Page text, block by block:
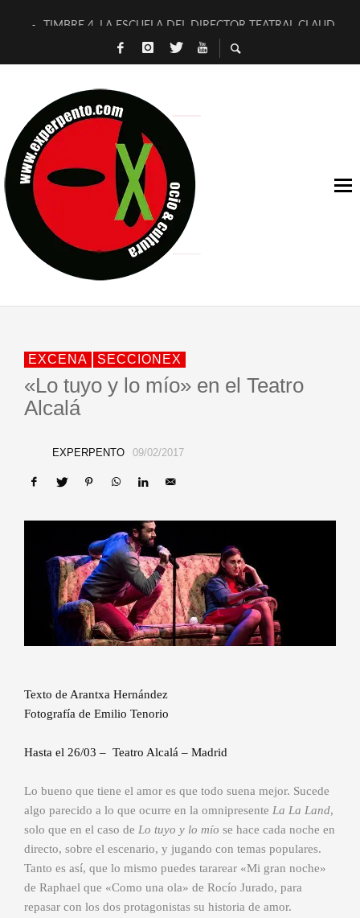
TIMBRE 4, LA ESCUELA DEL DIRECTOR TEATRAL CLAUDIO
30 AÑOS (NO ES NADA) DE LA KATARSIS DEL TOMATAZO
D’BALDOMEROS REINVENTAN [BITÁCORA 3.0] EN EXVITA
MARSHALL FLASH PRESENTA EN EXVITA [RELATIVA
JOFRE BARDAGÍ EN EXVITA INTERPRETANDO A SERRAT
YORCH PRESENTA [CURSO DE ARMONÍA PERSECUTORIA]
MAGALÍ SARE NOS EXPLICA [DESCASADA]
«NO TENGO PUTOS SUEÑOS»
EXCENA SECCIONEX
«Lo tuyo y lo mío» en el Teatro
Alcalá
EXPERPENTO 09/02/2017
Texto de Arantxa Hernández
Fotografía de Emilio Tenorio
Hasta el 26/03 – Teatro Alcalá – Madrid
Lo bueno que tiene el amor es que todo suena mejor. Sucede
algo parecido a lo que ocurre en la omnipresente La La Land,
solo que en el caso de Lo tuyo y lo mío se hace cada noche en
directo, sobre el escenario, y jugando con temas populares.
Tanto es así, que lo mismo puedes tararear «Mi gran noche»
de Raphael que «Como una ola» de Rocío Jurado, para
repasar con los dos protagonistas su historia de amor.